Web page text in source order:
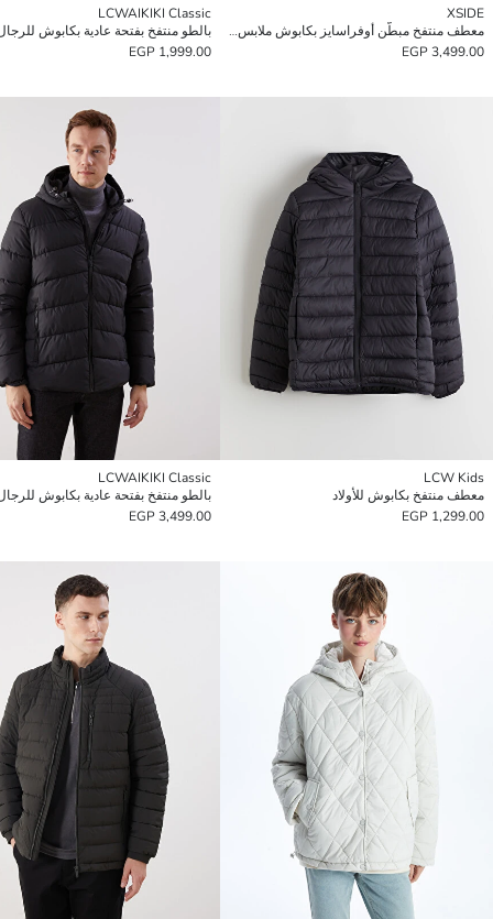
XSIDE
معطف منتفخ مبطّن أوفراسايز بكابوش ملابس خارجية - النساء
3,499.00 EGP
LCWAIKIKI Classic
بالطو منتفخ بفتحة عادية بكابوش
1,999.00 EGP
LCW Kids
معطف منتفخ بكابوش للأولاد
1,299.00 EGP
LCWAIKIKI Classic
بالطو منتفخ بفتحة عادية بكابوش
3,499.00 EGP